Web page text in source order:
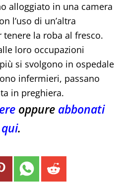
alloggiato in una camera
l’uso di un’altra
la roba al fresco.
loro occupazioni
si svolgono in ospedale
infermieri, passano
in preghiera.
oppure abbonati
qui.